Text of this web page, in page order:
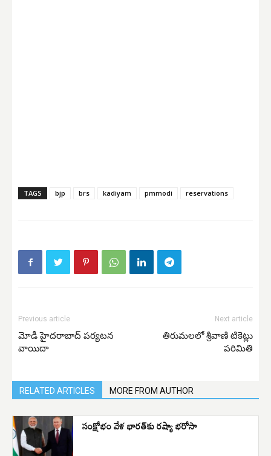
TAGS bjp brs kadiyam pmmodi reservations
Previous article
మోడీ హైదరాబాద్ పర్యటన
వాయిదా
Next article
తిరుమలలో శ్రీవాణి టికెట్లు
పరిమితి
RELATED ARTICLES MORE FROM AUTHOR
సంక్షోభం వేళ భారత్‌కు రష్యా భరోసా